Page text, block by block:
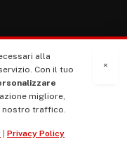
×
alla
Con il tuo
migliore,
nostro traffico.
Privacy Policy